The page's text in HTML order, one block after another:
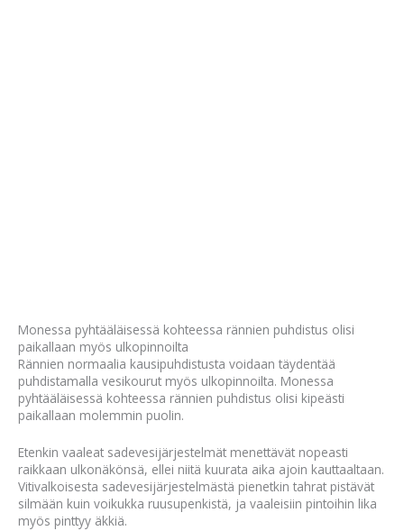
Monessa pyhtääläisessä kohteessa rännien puhdistus olisi
paikallaan myös ulkopinnoilta
Rännien normaalia kausipuhdistusta voidaan täydentää
puhdistamalla vesikourut myös ulkopinnoilta. Monessa
pyhtääläisessä kohteessa rännien puhdistus olisi kipeästi
paikallaan molemmin puolin.
Etenkin vaaleat sadevesijärjestelmät menettävät nopeasti
raikkaan ulkonäkönsä, ellei niitä kuurata aika ajoin kauttaaltaan.
Vitivalkoisesta sadevesijärjestelmästä pienetkin tahrat pistävät
silmään kuin voikukka ruusupenkistä, ja vaaleisiin pintoihin lika
myös pinttyy äkkiä.